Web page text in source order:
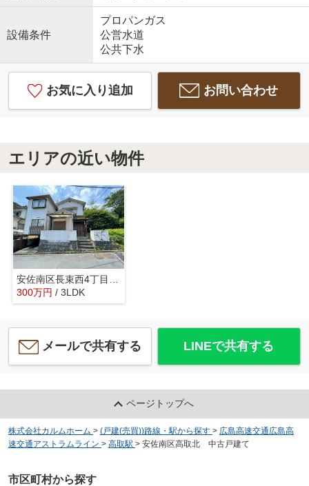
設備条件
プロパンガス
公営水道
公共下水
お気に入り追加 お問い合わせ
エリアの近い物件
300万円 / 3LDK
メールで共有する LINEで共有する
ページトップへ
株式会社カルムホーム > (戸建(売買))路線・駅から探す > 広島高速交通広島高
速交通アストラムライン > 高取駅 > 安佐南区高取北 中古戸建て
市区町村から探す